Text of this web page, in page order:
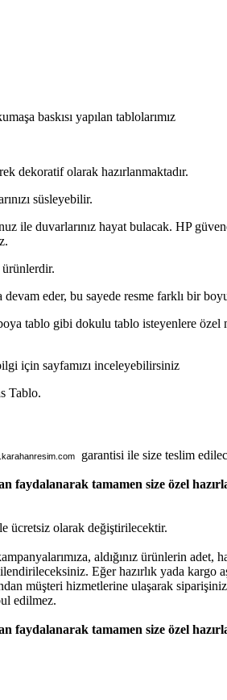
baskısı yapılan tablolarımız
dekoratif olarak hazırlanmaktadır.
süsleyebilir.
ile duvarlarınız hayat bulacak. HP
ürünlerdir.
eder, bu sayede resme farklı bir
tablo gibi dokulu tablo isteyenlere özel
için sayfamızı inceleyebilirsiniz
Tablo.
garantisi ile size teslim
tamamen size özel
ücretsiz olarak değiştirilecektir.
aldığınız ürünlerin
Eğer hazırlık yada kargo
müşteri hizmetlerine ulaşarak
edilmez.
tamamen size özel